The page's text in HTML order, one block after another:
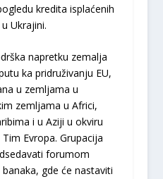
kredita isplaćenih
Ukrajini.
napretku zemalja
ka pridruživanju EU,
u zemljama u
zemljama u Africi,
i u Aziji u okviru
Evropa. Grupacija
forumom
gde će nastaviti